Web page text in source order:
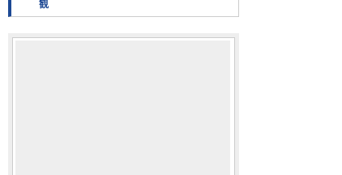
観